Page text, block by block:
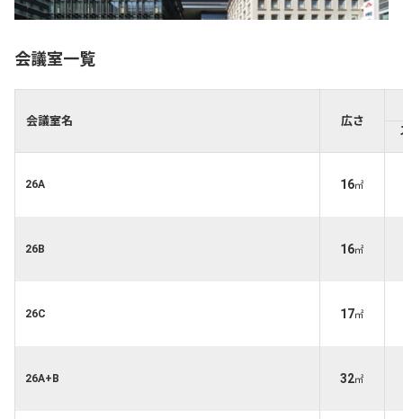
会議室一覧
会議室名 広さ
26A 16㎡
26B 16㎡
26C 17㎡
26A+B 32㎡